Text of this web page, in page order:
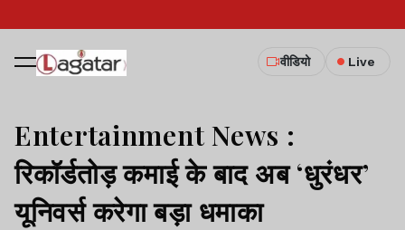
वीडियो Live
Entertainment News :
रिकॉर्डतोड़ कमाई के बाद अब ‘धुरंधर’
यूनिवर्स करेगा बड़ा धमाका